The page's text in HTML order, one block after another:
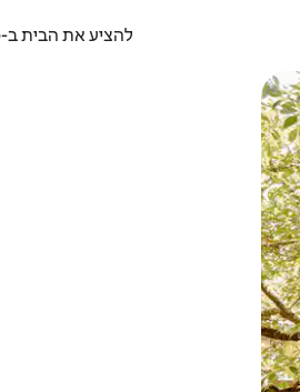
להציע את הבית ב-Airbnb